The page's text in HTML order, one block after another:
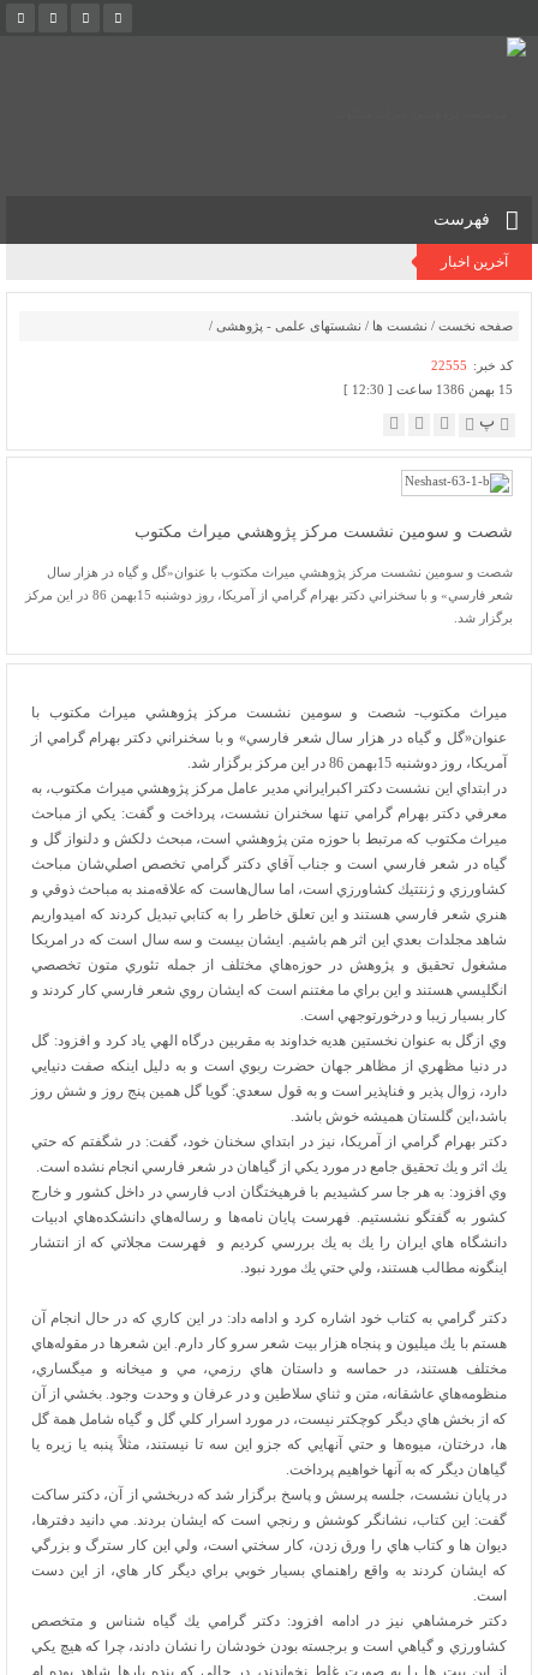
فهرست
آخرین اخبار
صفحه نخست / نشست ها / نشستهای علمی - پژوهشی /
کد خبر: 22555
15 بهمن 1386 ساعت [ 12:30 ]
پ
شصت و سومين نشست مركز پژوهشي ميراث مكتوب
شصت و سومين نشست مركز پژوهشي ميراث مكتوب با عنوان«گل و گياه در هزار سال
شعر فارسي» و با سخنراني دكتر بهرام گرامي از آمريكا، روز دوشنبه 15بهمن 86 در اين مركز
برگزار شد.
ميراث مكتوب- شصت و سومين نشست مركز پژوهشي ميراث مكتوب با
عنوان«گل و گياه در هزار سال شعر فارسي» و با سخنراني دكتر بهرام گرامي از
آمريكا، روز دوشنبه 15بهمن 86 در اين مركز برگزار شد.
در ابتداي اين نشست دكتر اكبرايراني مدير عامل مركز پژوهشي ميراث مكتوب، به
معرفي دكتر بهرام گرامي تنها سخنران نشست، پرداخت و گفت: يكي از مباحث
ميراث مكتوب كه مرتبط با حوزه‌ متن پژوهشي است، مبحث دلكش و دلنواز گل و
گياه در شعر فارسي است و جناب آقاي دكتر گرامي تخصص اصلي‌شان مباحث
كشاورزي و ژنتتيك كشاورزي است، اما سال‌هاست كه علاقه‌مند به مباحث ذوقي و
هنري شعر فارسي هستند و اين تعلق خاطر را به كتابي تبديل كردند كه اميدواريم
شاهد مجلدات بعدي اين اثر هم باشيم. ايشان بيست و سه سال است كه در امريكا
مشغول تحقيق و پژوهش در حوزه‌هاي مختلف از جمله تئوري متون تخصصي
انگليسي هستند و اين براي ما مغتنم است كه ايشان روي شعر فارسي كار كردند و
كار بسيار زيبا و درخورتوجهي است.
وي ازگل به عنوان نخستين هديه خداوند به مقربين درگاه الهي ياد كرد و افزود: گل
در دنيا مظهري از مظاهر جهان حضرت ربوي است و به دليل اينكه صفت دنيايي
دارد، زوال پذير و فناپذير است و به قول سعدي: گويا گل همين پنج روز و شش روز
باشد،اين گلستان هميشه خوش باشد.
دكتر بهرام گرامي از آمريكا، نيز در ابتداي سخنان خود، گفت: در شگفتم كه حتي
يك اثر و يك تحقيق جامع در مورد يكي از گياهان در شعر فارسي انجام نشده است.
وي افزود: به هر جا سر كشيديم با فرهيختگان ادب فارسي در داخل كشور و خارج
كشور به گفتگو نشستيم. فهرست پايان نامه‌ها و رساله‌هاي دانشكده‌هاي ادبيات
دانشگاه هاي ايران را يك به يك بررسي كرديم و فهرست مجلاتي كه از انتشار
اينگونه مطالب هستند، ولي حتي يك مورد نبود.
دكتر گرامي به كتاب خود اشاره كرد و ادامه داد: در اين كاري كه در حال انجام آن
هستم با يك ميليون و پنجاه هزار بيت شعر سرو كار دارم. اين شعرها در مقوله‌هاي
مختلف هستند، در حماسه و داستان هاي رزمي، مي و ميخانه و ميگساري،
منظومه‌هاي عاشقانه، متن و ثناي سلاطين و در عرفان و وحدت وجود. بخشي از آن
كه از بخش هاي ديگر كوچكتر نيست، در مورد اسرار كلي گل و گياه شامل همة گل
ها، درختان، ميوه‌ها و حتي آنهايي كه جزو اين سه تا نيستند، مثلاً پنبه يا زيره يا
گياهان ديگر كه به آنها خواهيم پرداخت.
در پايان نشست، جلسه پرسش و پاسخ برگزار شد كه دربخشي از آن، دكتر ساكت
گفت: اين كتاب، نشانگر كوشش و رنجي است كه ايشان بردند. مي دانيد دفترها،
ديوان ها و كتاب هاي را ورق زدن، كار سختي است، ولي اين كار سترگ و بزرگي
كه ايشان كردند به واقع راهنماي بسيار خوبي براي ديگر كار هاي، از اين دست
است.
دكتر خرمشاهي نيز در ادامه افزود: دكتر گرامي يك گياه شناس و متخصص
كشاورزي و گياهي است و برجسته بودن خودشان را نشان دادند، چرا كه هيچ يكي
از اين بيت ها را به صورت غلط نخواندند، در حالي كه بنده بارها شاهد بوده ام